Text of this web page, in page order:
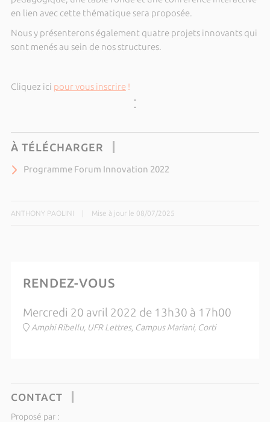
en lien avec cette thématique sera proposée.
Nous y présenterons également quatre projets innovants qui
sont menés au sein de nos structures.
Cliquez ici pour vous inscrire!
À TÉLÉCHARGER
Programme Forum Innovation 2022
ANTHONY PAOLINI Mise à jour le 08/07/2025
RENDEZ-VOUS
Mercredi 20 avril 2022 de 13h30 à 17h00
Amphi Ribellu, UFR Lettres, Campus Mariani, Corti
CONTACT
Proposé par :